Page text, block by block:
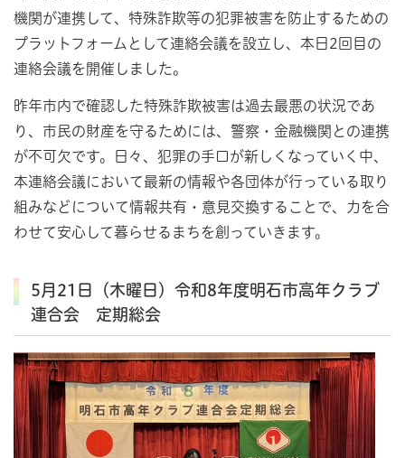
機関が連携して、特殊詐欺等の犯罪被害を防止するための
プラットフォームとして連絡会議を設立し、本日2回目の
連絡会議を開催しました。
昨年市内で確認した特殊詐欺被害は過去最悪の状況であ
り、市民の財産を守るためには、警察・金融機関との連携
が不可欠です。日々、犯罪の手口が新しくなっていく中、
本連絡会議において最新の情報や各団体が行っている取り
組みなどについて情報共有・意見交換することで、力を合
わせて安心して暮らせるまちを創っていきます。
5月21日（木曜日）令和8年度明石市高年クラブ
連合会 定期総会